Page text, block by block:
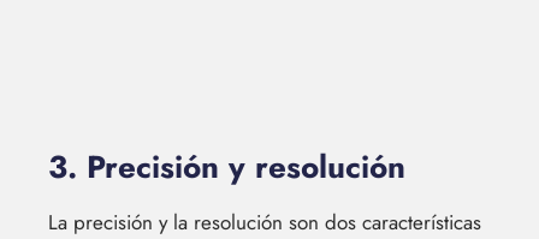
3. Precisión y resolución
La precisión y la resolución son dos características